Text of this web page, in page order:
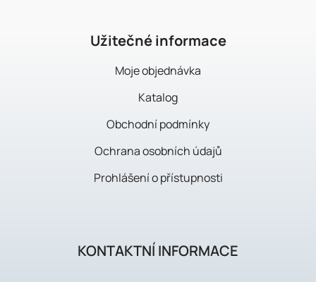
Užitečné informace
Moje objednávka
Katalog
Obchodní podmínky
Ochrana osobních údajů
Prohlášení o přístupnosti
KONTAKTNÍ INFORMACE